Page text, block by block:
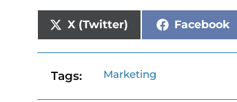
X (Twitter) Facebook
Tags: Marketing